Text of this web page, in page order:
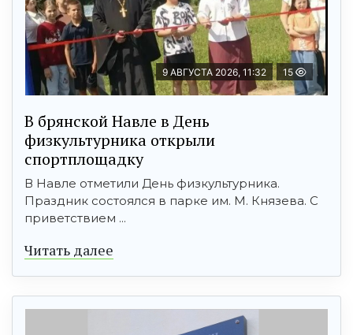
9 АВГУСТА 2026, 11:32 15
В брянской Навле в День
физкультурника открыли
спортплощадку
В Навле отметили День физкультурника.
Праздник состоялся в парке им. М. Князева. С
приветствием ...
Читать далее